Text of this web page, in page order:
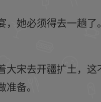
她必须得去一趟了。
大宋去开疆扩土，
备。